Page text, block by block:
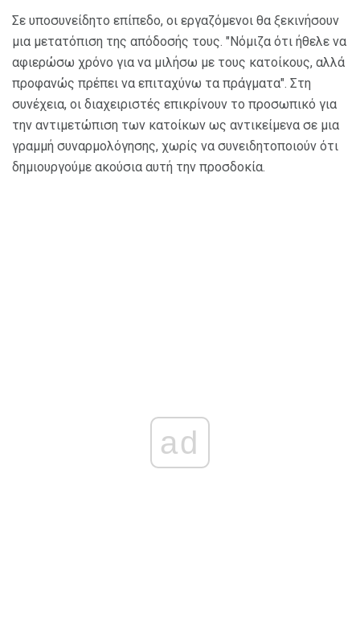
Σε υποσυνείδητο επίπεδο, οι εργαζόμενοι θα ξεκινήσουν
μια μετατόπιση της απόδοσής τους. "Νόμιζα ότι ήθελε να
αφιερώσω χρόνο για να μιλήσω με τους κατοίκους, αλλά
προφανώς πρέπει να επιταχύνω τα πράγματα". Στη
συνέχεια, οι διαχειριστές επικρίνουν το προσωπικό για
την αντιμετώπιση των κατοίκων ως αντικείμενα σε μια
γραμμή συναρμολόγησης, χωρίς να συνειδητοποιούν ότι
δημιουργούμε ακούσια αυτή την προσδοκία.
ad